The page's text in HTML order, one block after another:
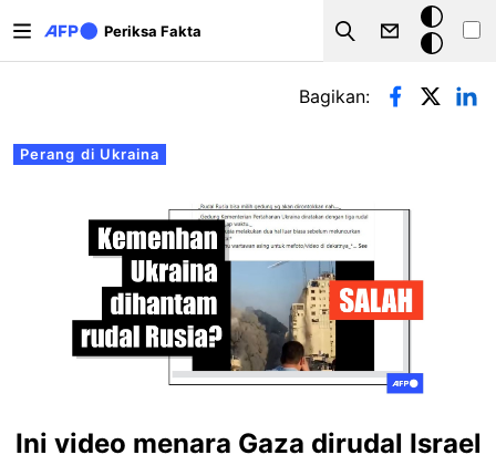
Periksa Fakta
Search
Mode
gelap
Tab primer
Perang di Ukraina
Bagikan:
Ini video menara Gaza dirudal Israel